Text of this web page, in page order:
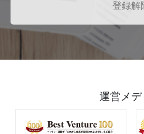
登録解
運営メデ